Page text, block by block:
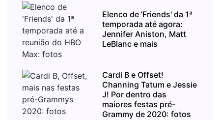
Elenco de 'Friends' da 1ª
temporada até agora:
Jennifer Aniston, Matt
LeBlanc e mais
Cardi B e Offset!
Channing Tatum e Jessie
J! Por dentro das
maiores festas pré-
Grammy de 2020: fotos